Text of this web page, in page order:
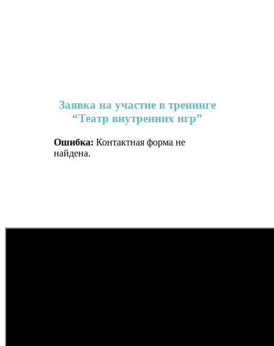
Заявка на участие в тренинге
“Театр внутренних игр”
Ошибка: Контактная форма не
найдена.